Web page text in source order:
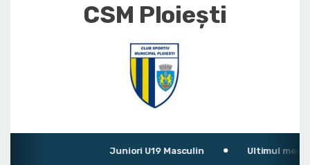
CSM Ploiești
Juniori U19 Masculin Ultimul meci: